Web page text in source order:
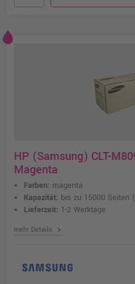
HP (Samsung) CLT-
Magenta
Farben: magenta
Kapazität: bis zu 15000 Seiten
Lieferzeit: 1-2 Werktage
mehr Details chevron_right